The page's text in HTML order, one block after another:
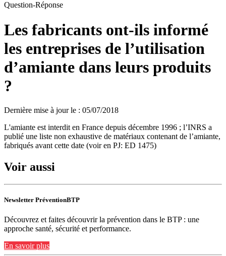
Question-Réponse
Les fabricants ont-ils informé
les entreprises de l’utilisation
d’amiante dans leurs produits
?
Dernière mise à jour le : 05/07/2018
L'amiante est interdit en France depuis décembre 1996 ; l’INRS a
publié une liste non exhaustive de matériaux contenant de l’amiante,
fabriqués avant cette date (voir en PJ: ED 1475)
Voir aussi
Newsletter PréventionBTP
Découvrez et faites découvrir la prévention dans le BTP : une
approche santé, sécurité et performance.
En savoir plus